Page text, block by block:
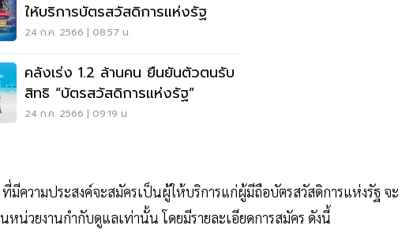
ให้บริการบัตรสวัสดิการแห่งรัฐ
24 ก.ค. 2566 | 08:57 น.
คลังเร่ง 1.2 ล้านคน ยืนยันตัวตนรับ
สิทธิ “บัตรสวัสดิการแห่งรัฐ”
24 ก.ค. 2566 | 09:19 น.
มีความประสงค์จะสมัครเป็นผู้ให้บริการแก่ผู้มีถือบัตรสวัสดิการแห่งรัฐ จะ
น่วยงานกำกับดูแลเท่านั้น โดยมีรายละเอียดการสมัคร ดังนี้